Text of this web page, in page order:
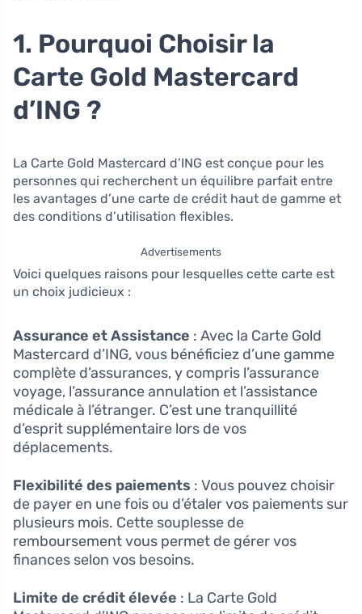
1. Pourquoi Choisir la
Carte Gold Mastercard
d’ING ?
La Carte Gold Mastercard d’ING est conçue pour les
personnes qui recherchent un équilibre parfait entre
les avantages d’une carte de crédit haut de gamme et
des conditions d’utilisation flexibles.
Advertisements
Voici quelques raisons pour lesquelles cette carte est
un choix judicieux :
Assurance et Assistance : Avec la Carte Gold
Mastercard d’ING, vous bénéficiez d’une gamme
complète d’assurances, y compris l’assurance
voyage, l’assurance annulation et l’assistance
médicale à l’étranger. C’est une tranquillité
d’esprit supplémentaire lors de vos
déplacements.
Flexibilité des paiements : Vous pouvez choisir
de payer en une fois ou d’étaler vos paiements sur
plusieurs mois. Cette souplesse de
remboursement vous permet de gérer vos
finances selon vos besoins.
Limite de crédit élevée : La Carte Gold